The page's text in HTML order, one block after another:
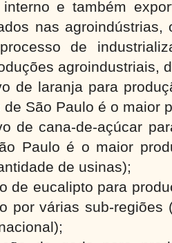
interno e também
nas agroindústrias,
de
agroindustriais,
de laranja para
de São Paulo é o maior
de cana-de-açúcar
Paulo é o maior
de usinas);
de eucalipto para
por várias sub-regiões